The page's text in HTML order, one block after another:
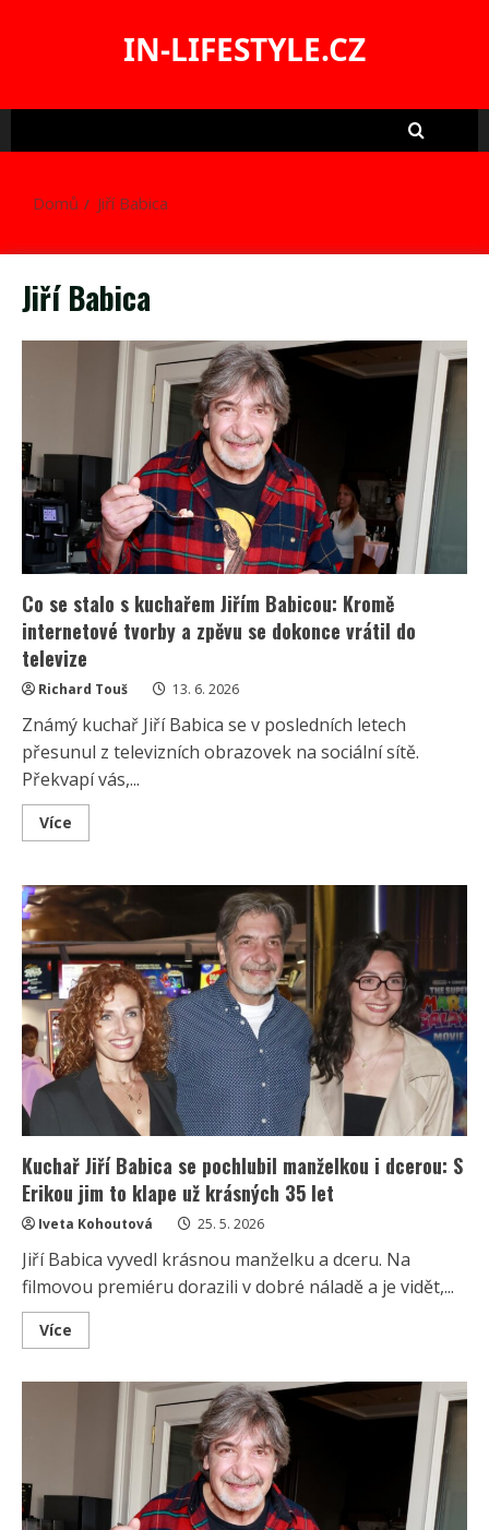
IN-LIFESTYLE.CZ
Domů Jiří Babica
Jiří Babica
Co se stalo s kuchařem Jiřím Babicou: Kromě
internetové tvorby a zpěvu se dokonce vrátil do
televize
Richard Touš 13. 6. 2026
Známý kuchař Jiří Babica se v posledních letech
přesunul z televizních obrazovek na sociální sítě.
Překvapí vás,...
Více
more
se
stalo
s
kuchařem
Jiřím
Babicou:
Kromě
internetové
tvorby
a
zpěvu
se
dokonce
vrátil
televize
Kuchař Jiří Babica se pochlubil manželkou i dcerou: S
Erikou jim to klape už krásných 35 let
Iveta Kohoutová 25. 5. 2026
Jiří Babica vyvedl krásnou manželku a dceru. Na
filmovou premiéru dorazili v dobré náladě a je vidět,...
Více
more
Babica
pochlubil
manželkou
dcerou:
S
Erikou